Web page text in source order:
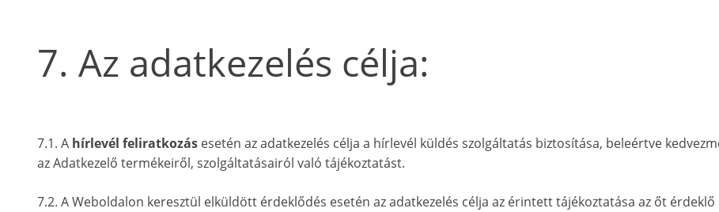
7. Az adatkezelés célja:
7.1. A hírlevél feliratkozás esetén az adatkezelés célja a hírlevél küldés szolgáltatás biztosítása, beleértve
az Adatkezelő termékeiről, szolgáltatásairól való tájékoztatást.
7.2. A Weboldalon keresztül elküldött érdeklődés esetén az adatkezelés célja az érintett tájékoztatása az őt érdeklő